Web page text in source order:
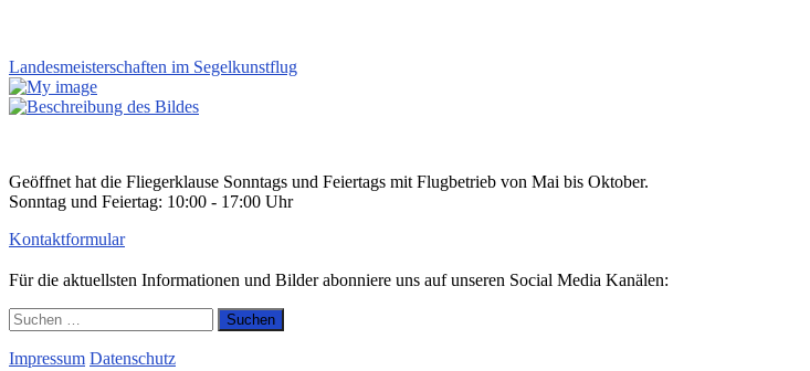
Landesmeisterschaften im Segelkunstflug
Geöffnet hat die Fliegerklause Sonntags und Feiertags mit Flugbetrieb von Mai bis Oktober.
Sonntag und Feiertag: 10:00 - 17:00 Uhr
Kontaktformular
Für die aktuellsten Informationen und Bilder abonniere uns auf unseren Social Media Kanälen:
Suchen
nach:
Impressum Datenschutz